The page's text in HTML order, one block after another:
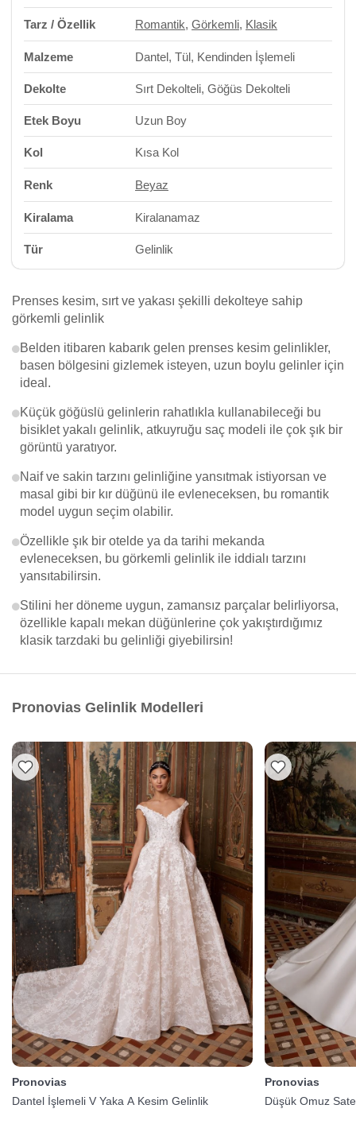
Tarz / Özellik Romantik, Görkemli, Klasik
Malzeme Dantel, Tül, Kendinden İşlemeli
Dekolte Sırt Dekolteli, Göğüs Dekolteli
Etek Boyu Uzun Boy
Kol Kısa Kol
Renk Beyaz
Kiralama Kiralanamaz
Tür Gelinlik
Prenses kesim, sırt ve yakası şekilli dekolteye sahip
görkemli gelinlik
Belden itibaren kabarık gelen prenses kesim gelinlikler,
basen bölgesini gizlemek isteyen, uzun boylu gelinler için
ideal.
Küçük göğüslü gelinlerin rahatlıkla kullanabileceği bu
bisiklet yakalı gelinlik, atkuyruğu saç modeli ile çok şık bir
görüntü yaratıyor.
Naif ve sakin tarzını gelinliğine yansıtmak istiyorsan ve
masal gibi bir kır düğünü ile evleneceksen, bu romantik
model uygun seçim olabilir.
Özellikle şık bir otelde ya da tarihi mekanda
evleneceksen, bu görkemli gelinlik ile iddialı tarzını
yansıtabilirsin.
Stilini her döneme uygun, zamansız parçalar belirliyorsa,
özellikle kapalı mekan düğünlerine çok yakıştırdığımız
klasik tarzdaki bu gelinliği giyebilirsin!
Pronovias Gelinlik Modelleri
Pronovias
Dantel İşlemeli V Yaka A Kesim Gelinlik
Pronovias
Düşük Omuz